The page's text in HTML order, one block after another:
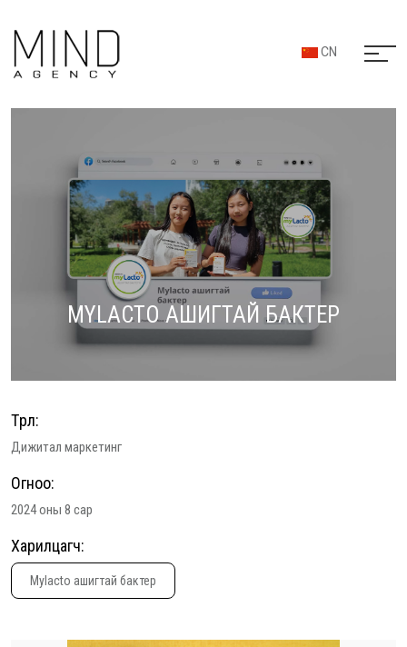
CN
MYLACTO АШИГТАЙ БАКТЕР
Төрөл:
Дижитал маркетинг
Огноо:
2024 оны 8 сар
Харилцагч:
Mylacto ашигтай бактер